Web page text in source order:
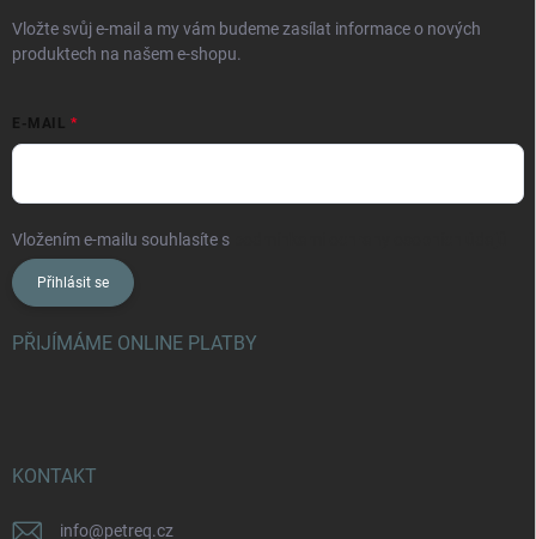
Vložte svůj e-mail a my vám budeme zasílat informace o nových
produktech na našem e-shopu.
E-MAIL
Vložením e-mailu souhlasíte s
Přihlásit se
PŘIJÍMÁME ONLINE PLATBY
KONTAKT
info@petreq.cz